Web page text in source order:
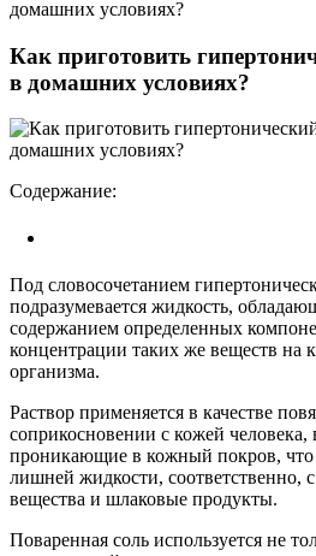
Как приготовить
в домашних условиях?
Содержание:
Под словосочетанием
подразумевается жидкость,
содержанием определенных
концентрации таких же веществ на
организма.
Раствор применяется в качестве
соприкосновении с кожей человека,
проникающие в кожный покров, что
лишней жидкости, соответственно,
вещества и шлаковые продукты.
Поваренная соль используется не